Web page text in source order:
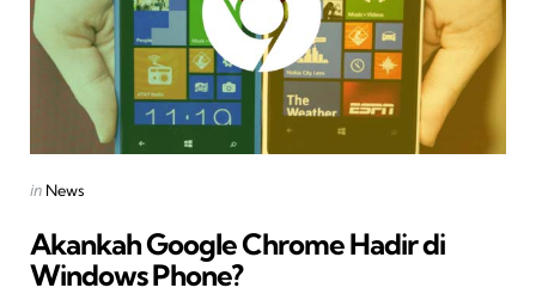
Posted
in News
Akankah Google Chrome Hadir di
Windows Phone?